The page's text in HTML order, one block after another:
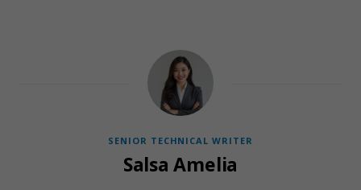
SENIOR TECHNICAL WRITER
Salsa Amelia